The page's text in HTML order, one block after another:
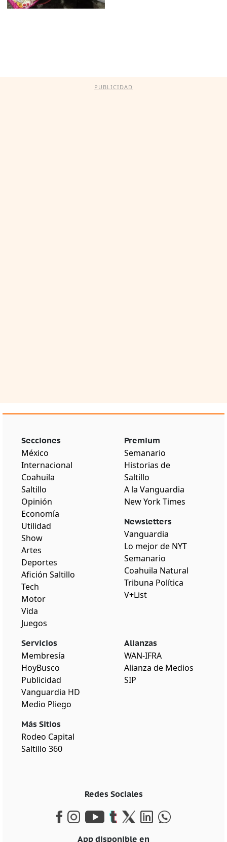
PUBLICIDAD
Secciones
México
Internacional
Coahuila
Saltillo
Opinión
Economía
Utilidad
Show
Artes
Deportes
Afición Saltillo
Tech
Motor
Vida
Juegos
Premium
Semanario
Historias de
Saltillo
A la Vanguardia
New York Times
Newsletters
Vanguardia
Lo mejor de NYT
Semanario
Coahuila Natural
Tribuna Política
V+List
Servicios
Membresía
HoyBusco
Publicidad
Vanguardia HD
Medio Pliego
Más Sitios
Rodeo Capital
Saltillo 360
Alianzas
WAN-IFRA
Alianza de Medios
SIP
Redes Sociales
App disponible en